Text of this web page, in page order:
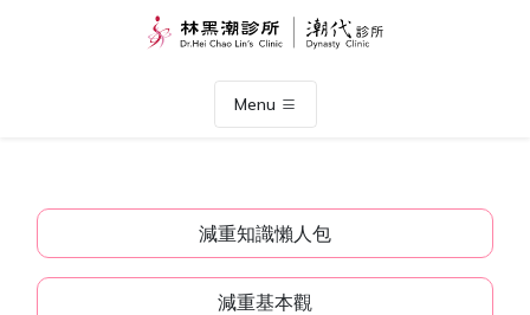
Menu
減重知識懶人包
減重基本觀